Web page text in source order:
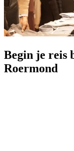
Begin je reis
Roermond